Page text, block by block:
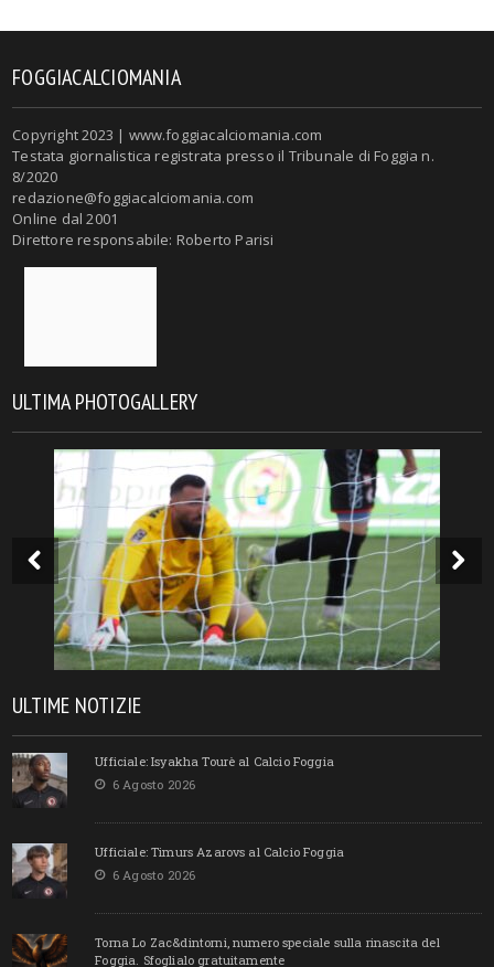
FOGGIACALCIOMANIA
Copyright 2023 | www.foggiacalciomania.com
Testata giornalistica registrata presso il Tribunale di Foggia n.
8/2020
redazione@foggiacalciomania.com
Online dal 2001
Direttore responsabile: Roberto Parisi
ULTIMA PHOTOGALLERY
ULTIME NOTIZIE
Ufficiale: Isyakha Tourè al Calcio Foggia
6 Agosto 2026
Ufficiale: Timurs Azarovs al Calcio Foggia
6 Agosto 2026
Torna Lo Zac&dintorni, numero speciale sulla rinascita del
Foggia. Sfoglialo gratuitamente